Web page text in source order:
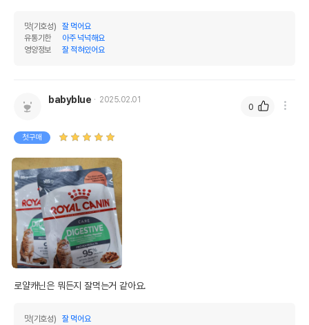
맛(기호성)
잘 먹어요
유통기한
아주 넉넉해요
영양정보
잘 적혀있어요
babyblue 2025.02.01
첫구매
로얄캐닌은 뭐든지 잘먹는거 같아요.
맛(기호성)
잘 먹어요
0